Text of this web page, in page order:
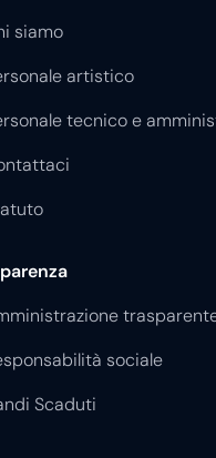
siamo
artistico
tecnico e
sociale
Scaduti